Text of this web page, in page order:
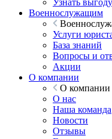
Узнать
Военнослужащим
Услуги
База знаний
Вопросы и
Акции
О компании
О компании
О нас
Наша команда
Новости
Отзывы